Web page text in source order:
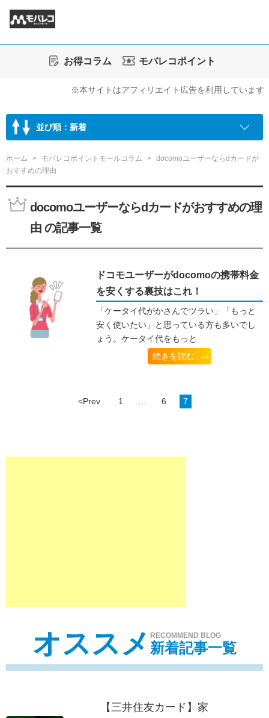
お得コラム モバレコポイント
※本サイトはアフィリエイト広告を利用しています
並び順：新着
ホーム モバレコポイントモールコラム
docomoユーザーならdカードが
おすすめの理由
docomoユーザーならdカードがおすすめの理
由 の記事一覧
ドコモユーザーがdocomoの携帯料金
を安くする裏技はこれ！
「ケータイ代がかさんでツラい」「もっと
安く使いたい」と思っている方も多いでし
ょう。ケータイ代をもっと
続きを読む
<Prev 1 6 7
オススメ RECOMMEND BLOG
新着記事一覧
【三井住友カード】家